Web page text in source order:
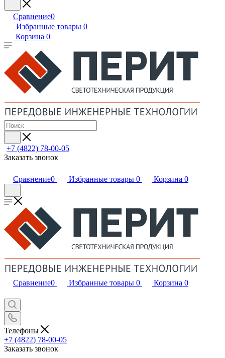
Сравнение0
Избранные товары 0
Корзина 0
+7 (4822) 78-00-05
Заказать звонок
Сравнение0 Избранные товары 0 Корзина 0
Сравнение0 Избранные товары 0 Корзина 0
Телефоны
+7 (4822) 78-00-05
Заказать звонок